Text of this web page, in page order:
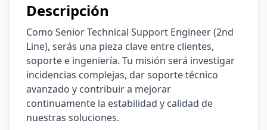
Descripción
Como Senior Technical Support Engineer (2nd
Line), serás una pieza clave entre clientes,
soporte e ingeniería. Tu misión será investigar
incidencias complejas, dar soporte técnico
avanzado y contribuir a mejorar
continuamente la estabilidad y calidad de
nuestras soluciones.